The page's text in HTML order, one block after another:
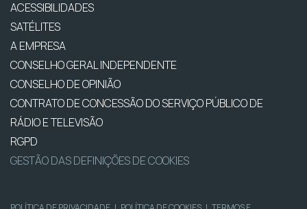
ACESSIBILIDADES
SATÉLITES
A EMPRESA
CONSELHO GERAL INDEPENDENTE
CONSELHO DE OPINIÃO
CONTRATO DE CONCESSÃO DO SERVIÇO PÚBLICO DE
RÁDIO E TELEVISÃO
RGPD
GESTÃO DAS DEFINIÇÕES DE COOKIES